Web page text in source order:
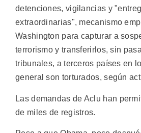
detenciones, vigilancias y
extraordinarias", mecanismo
Washington para capturar a
terrorismo y transferirlos, sin
tribunales, a terceros países en
general son torturados, según
Las demandas de Aclu han
de miles de registros.